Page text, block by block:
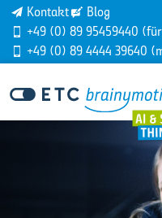
Kontakt
Blog
+49 (0) 89 95459440
+49 (0) 89 4444 39640